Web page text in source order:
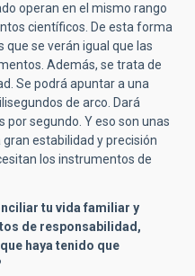
operan en el mismo rango
científicos. De esta forma
se verán igual que las
Además, se trata de
Se podrá apuntar a una
de arco. Dará
por segundo. Y eso son unas
estabilidad y precisión
los instrumentos de
tu vida familiar y
de responsabilidad,
haya tenido que